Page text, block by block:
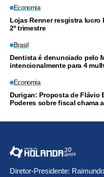
Economia
Lojas Renner resgistra lucro
2º trimestre
Brasil
Dentista é denunciado pelo
intencionalmente para 4
Economia
Durigan: Proposta de Flávio
Poderes sobre fiscal chama
Diretor-Presidente: